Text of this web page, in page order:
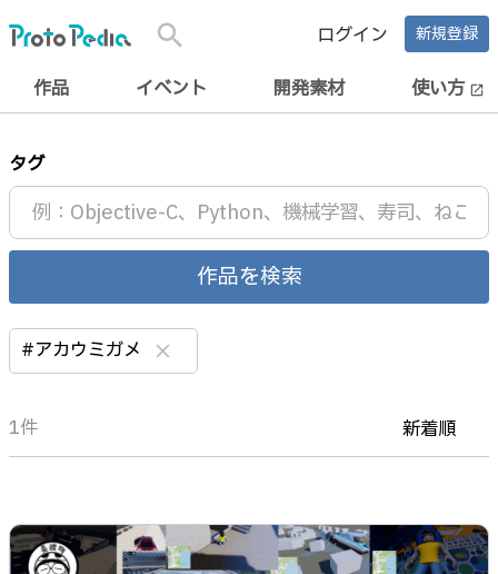
search ログイン 新規登録
作品 イベント 開発素材 使い方 open_in_new
タグ
作品を検索
#アカウミガメ clear
1件 新着順